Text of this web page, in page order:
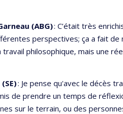
(ABG): C’était très
perspectives; ça a fait de
travail philosophique, mais une
: Je pense qu'avec le décès
de prendre un temps de
sur le terrain, ou des